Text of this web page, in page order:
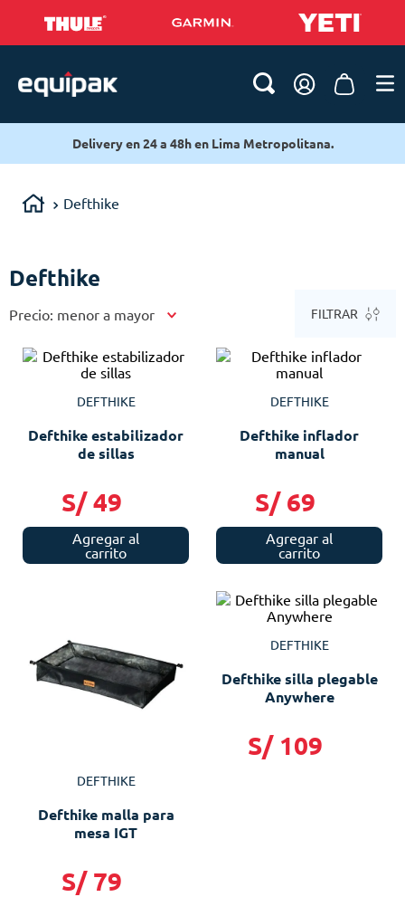
Delivery en 24 a 48h en Lima Metropolitana.
Defthike
Defthike
Precio: menor a mayor FILTRAR
DEFTHIKE
Defthike estabilizador
de sillas
S/ 49
Agregar al
carrito
DEFTHIKE
Defthike inflador
manual
S/ 69
Agregar al
carrito
DEFTHIKE
Defthike malla para
mesa IGT
S/ 79
DEFTHIKE
Defthike silla plegable
Anywhere
S/ 109